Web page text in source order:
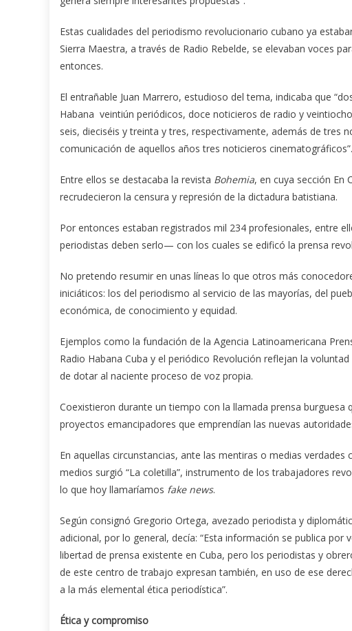
Estas cualidades del periodismo revolucionario cubano ya
Sierra Maestra, a través de Radio Rebelde, se elevaban voces
entonces.
El entrañable Juan Marrero, estudioso del tema, indicaba que
Habana veintiún periódicos, doce noticieros de radio y
seis, dieciséis y treinta y tres, respectivamente, además de tres
comunicación de aquellos años tres noticieros cinematográficos”.
Entre ellos se destacaba la revista Bohemia, en cuya sección En
recrudecieron la censura y represión de la dictadura batistiana.
Por entonces estaban registrados mil 234 profesionales, entre
periodistas deben serlo— con los cuales se edificó la prensa
No pretendo resumir en unas líneas lo que otros más
iniciáticos: los del periodismo al servicio de las mayorías, del
económica, de conocimiento y equidad.
Ejemplos como la fundación de la Agencia Latinoamericana
Radio Habana Cuba y el periódico Revolución reflejan la
de dotar al naciente proceso de voz propia.
Coexistieron durante un tiempo con la llamada prensa
proyectos emancipadores que emprendían las nuevas
En aquellas circunstancias, ante las mentiras o medias
medios surgió “La coletilla”, instrumento de los trabajadores
lo que hoy llamaríamos fake news.
Según consignó Gregorio Ortega, avezado periodista y
adicional, por lo general, decía: “Esta información se publica
libertad de prensa existente en Cuba, pero los periodistas y
de este centro de trabajo expresan también, en uso de ese
a la más elemental ética periodística”.
Ética y compromiso